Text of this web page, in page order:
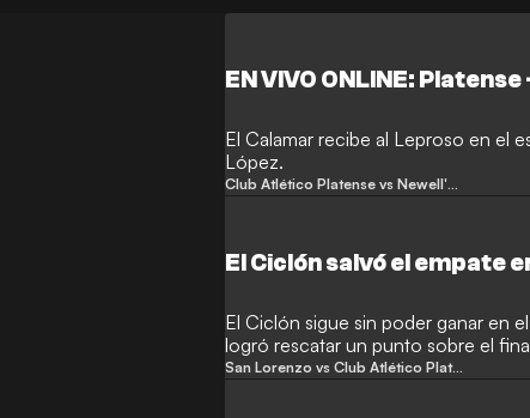
EN VIVO ONLINE:
El Calamar recibe al Leproso en el
López.
Club Atlético Platense vs Newell's Old Boys
El Ciclón salvó el empate
El Ciclón sigue sin poder ganar en
logró rescatar un punto sobre el
San Lorenzo vs Club Atlético Platense